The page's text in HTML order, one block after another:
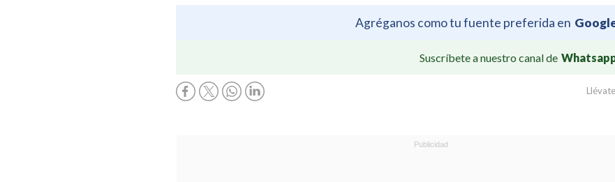
Agréganos como tu fuente preferida en
Suscríbete a nuestro canal de